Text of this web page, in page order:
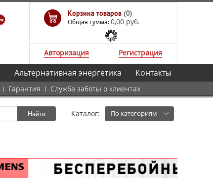
Корзина товаров (0)
Общая сумма:0,00 руб.
Авторизация Регистрация
Гарантия Служба заботы о клиентах
Альтернативная энергетика Контакты
Найти Каталог: По категориям